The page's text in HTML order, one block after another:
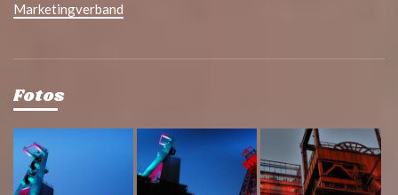
Marketingverband
Fotos